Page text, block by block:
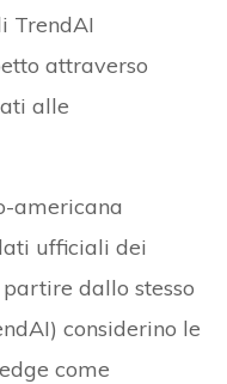
TrendAI
attraverso
alle
americana
ufficiali dei
dallo stesso
considerino le
come